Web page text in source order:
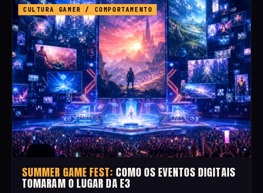
CULTURA GAMER / COMPORTAMENTO
SUMMER GAME FEST: COMO OS EVENTOS DIGITAIS
TOMARAM O LUGAR DA E3